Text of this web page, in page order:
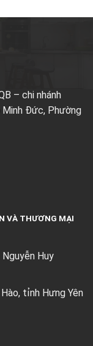
– chi nhánh
Minh Đức, Phường
VÀ THƯƠNG MẠI
Huy
tỉnh Hưng Yên